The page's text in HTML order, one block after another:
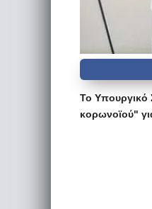
Το Υπουργικό
κορωνοϊού"